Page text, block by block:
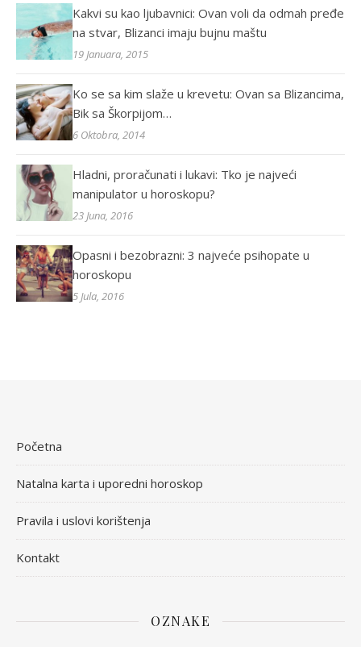
Kakvi su kao ljubavnici: Ovan voli da odmah pređe
na stvar, Blizanci imaju bujnu maštu
19 Januara, 2015
Ko se sa kim slaže u krevetu: Ovan sa Blizancima,
Bik sa Škorpijom…
6 Oktobra, 2014
Hladni, proračunati i lukavi: Tko je najveći
manipulator u horoskopu?
23 Juna, 2016
Opasni i bezobrazni: 3 najveće psihopate u
horoskopu
5 Jula, 2016
Početna
Natalna karta i uporedni horoskop
Pravila i uslovi korištenja
Kontakt
OZNAKE